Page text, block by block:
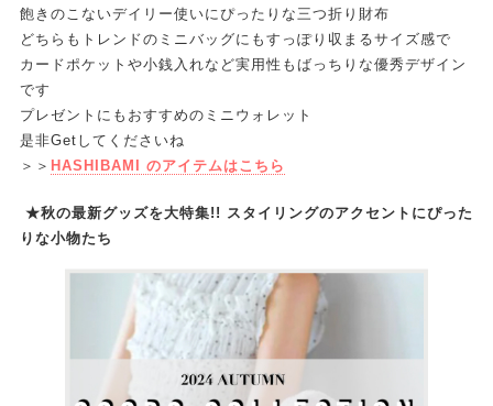
飽きのこないデイリー使いにぴったりな三つ折り財布
どちらもトレンドのミニバッグにもすっぽり収まるサイズ感で
カードポケットや小銭入れなど実用性もばっちりな優秀デザイン
です
プレゼントにもおすすめのミニウォレット
是非Getしてくださいね
＞＞ HASHIBAMI のアイテムはこちら
★秋の最新グッズを大特集!! スタイリングのアクセントにぴった
りな小物たち